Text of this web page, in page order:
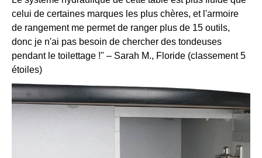
celui de certaines marques les plus chères, et l'armoire
de rangement me permet de ranger plus de 15 outils,
donc je n'ai pas besoin de chercher des tondeuses
pendant le toilettage !" – Sarah M., Floride (classement 5
étoiles)